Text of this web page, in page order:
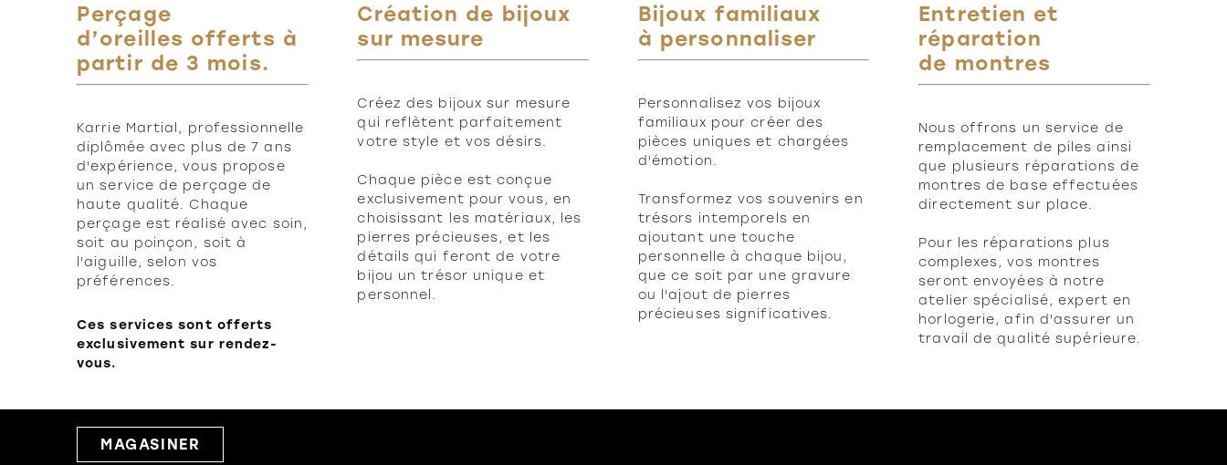
Perçage
d’oreilles offerts à
partir de 3 mois.
Karrie Martial, professionnelle
diplômée avec plus de 7 ans
d'expérience, vous propose
un service de perçage de
haute qualité. Chaque
perçage est réalisé avec soin,
soit au poinçon, soit à
l'aiguille, selon vos
préférences.
Ces services sont offerts
exclusivement sur rendez-
vous.
Création de bijoux
sur mesure
Créez des bijoux sur mesure
qui reflètent parfaitement
votre style et vos désirs.
Chaque pièce est conçue
exclusivement pour vous, en
choisissant les matériaux, les
pierres précieuses, et les
détails qui feront de votre
bijou un trésor unique et
personnel.
Bijoux familiaux
à personnaliser
Personnalisez vos bijoux
familiaux pour créer des
pièces uniques et chargées
d'émotion.
Transformez vos souvenirs en
trésors intemporels en
ajoutant une touche
personnelle à chaque bijou,
que ce soit par une gravure
ou l'ajout de pierres
précieuses significatives.
Entretien et
réparation
de montres
Nous offrons un service de
remplacement de piles ainsi
que plusieurs réparations de
montres de base effectuées
directement sur place.
Pour les réparations plus
complexes, vos montres
seront envoyées à notre
atelier spécialisé, expert en
horlogerie, afin d'assurer un
travail de qualité supérieure.
MAGASINER